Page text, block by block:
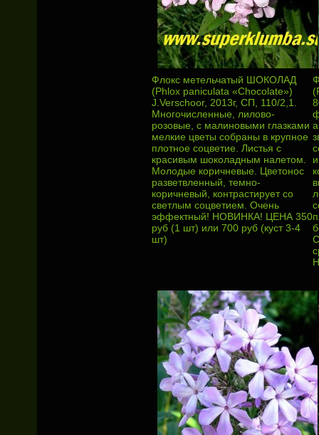
Флокс метельчатый ШОКОЛАД
(Phlox paniculata «Chocolate»)
J.Verschoor, 2013г, СП, 110/2,1.
Многочисленные, лилово-
розовые, с малиновыми глазками
мелкие цветы собраны в крупное
плотное соцветие. Листья с
красивым шоколадным налетом.
Молодые коричневые. Цветонос
разветвленный, темно-
коричневый, контрастирует со
светлым соцветием. Очень
эффектный! НОВИНКА! ЦЕНА 350
руб (1 шт) или 700 руб (куст 3-4
шт)